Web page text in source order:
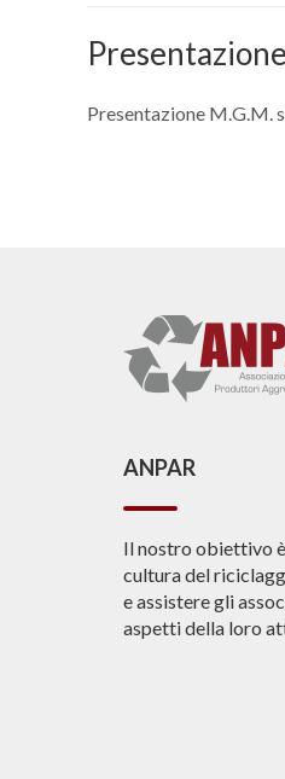
Presentazione M.G.M.
ANPAR
Il nostro obiettivo
cultura del
e assistere gli
aspetti della loro